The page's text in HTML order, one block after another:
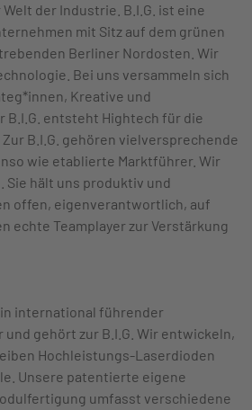
der Industrie. B.I.G. ist eine
mit Sitz auf dem grünen
Berliner Nordosten. Wir
Bei uns versammeln sich
Kreative und
B.I.G. entsteht Hightech für die
B.I.G. gehören vielversprechende
wie etablierte Marktführer. Wir
Sie hält uns produktiv und
offen, eigenverantwortlich, auf
echte Teamplayer zur Verstärkung
international führender
gehört zur B.I.G. Wir entwickeln,
Hochleistungs-Laserdioden
Unsere patentierte eigene
umfasst verschiedene